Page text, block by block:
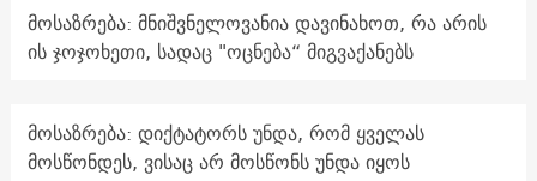
მოსაზრება: მნიშვნელოვანია დავინახოთ, რა არის
ის ჯოჯოხეთი, სადაც "ოცნება“ მიგვაქანებს
მოსაზრება: დიქტატორს უნდა, რომ ყველას
მოსწონდეს, ვისაც არ მოსწონს უნდა იყოს